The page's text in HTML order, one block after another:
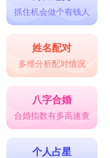
抓住机会做个有钱人
姓名配对
多维分析配对情况
八字合婚
合婚指数有多高速查
个人占星